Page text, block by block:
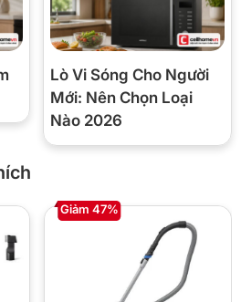
lượng và tối ưu hiệu quả làm
Philips
1900 W
Lò Vi Sóng Cho Người
Mới: Nên Chọn Loại
Nào 2026
Giảm 47%